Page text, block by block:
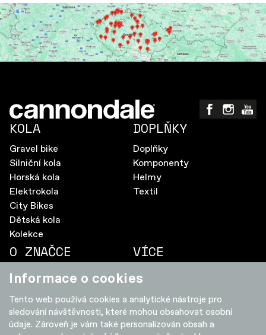
KOLA
Gravel bike
Silniční kola
Horská kola
Elektrokola
City Bikes
Dětská kola
Kolekce
DOPLŇKY
Doplňky
Komponenty
Helmy
Textil
O ZNAČCE
Aktualizace firmware
SmartSense
Doživotní záruka
Elektrokola FAQ
Jak správně vybrat kolo
VÍCE
Pravidla soutěže
Ochrana osobních údajů
Cookies
Prodejci
Informace o cookies
Tento web používá cookies a analytické nástroje pro
sledování návštěvnosti, které mohou obsahovat osobní
údaje. Zároveň je vám také personalizován obsah a